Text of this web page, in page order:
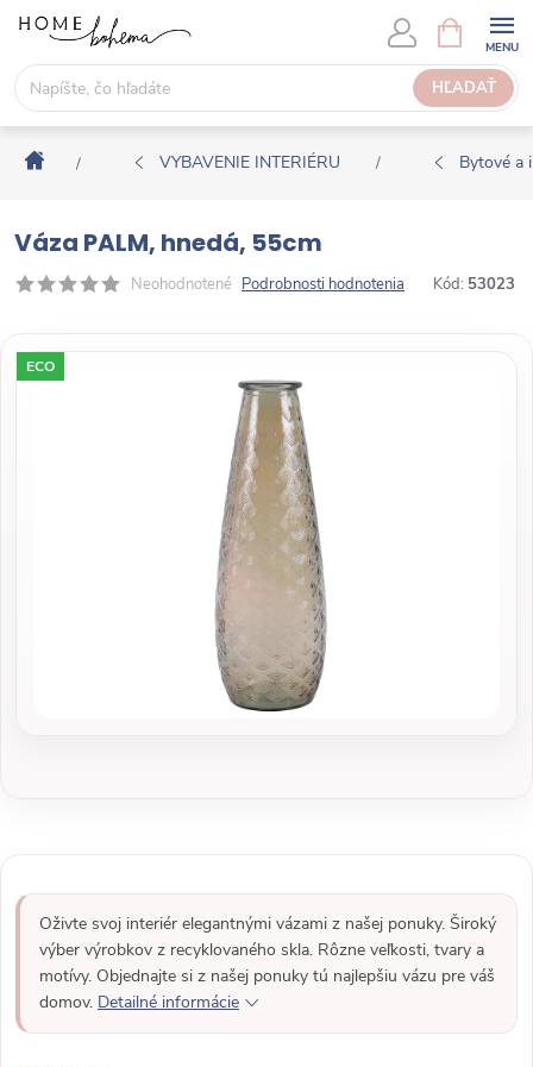
s
HĽADAŤ
Á
K
U
P
N
Í
Domov
/ VYBAVENIE INTERIÉRU / Bytové a
Váza PALM, hnedá, 55cm
Neohodnotené Podrobnosti hodnotenia Kód: 53023
ECO
Oživte svoj interiér elegantnými vázami z našej ponuky. Široký
výber výrobkov z recyklovaného skla. Rôzne veľkosti, tvary a
motívy. Objednajte si z našej ponuky tú najlepšiu vázu pre váš
domov. Detailné informácie